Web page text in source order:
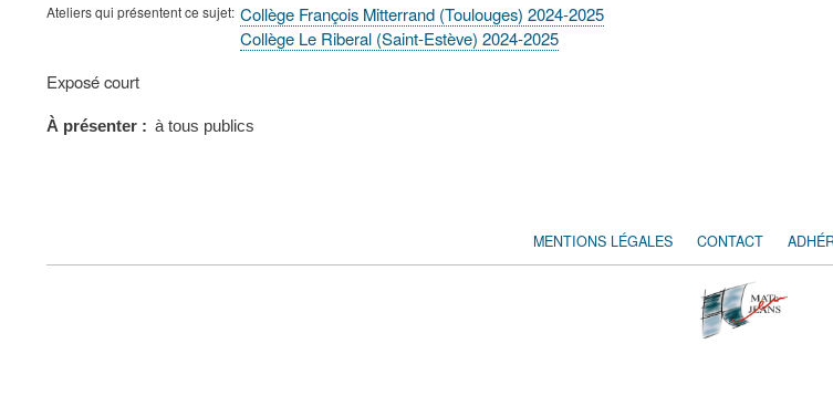
Ateliers qui présentent ce sujet Collège François Mitterrand (Toulouges) 2024-2025
Collège Le Riberal (Saint-Estève) 2024-2025
Type
présentation
Exposé court
À présenter à tous publics
FOOTER
MENTIONS LÉGALES CONTACT